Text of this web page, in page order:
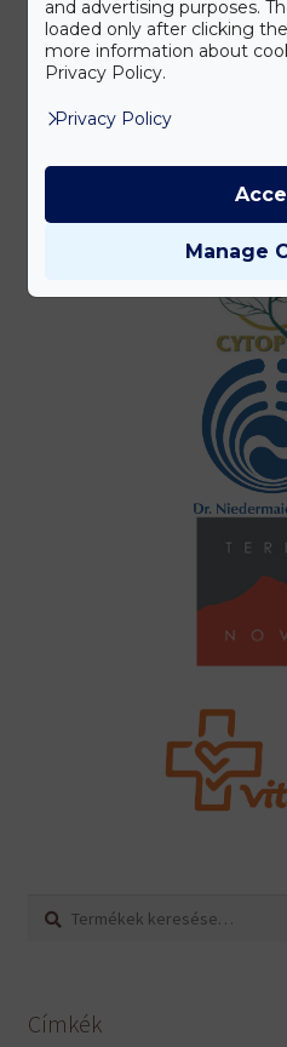
Keresés
Keresés
Címkék
and advertising purposes.
loaded only after clicking
more information about
Privacy Policy.
Privacy Policy
Manage